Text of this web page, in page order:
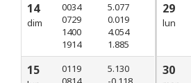
14
dim
0034
0729
1400
1914
5.077
0.019
4.054
1.885
15
0119
5.130
29
lun
30